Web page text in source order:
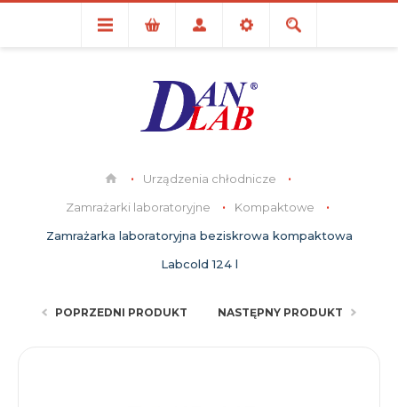
Urządzenia chłodnicze
Zamrażarki laboratoryjne
Kompaktowe
Zamrażarka laboratoryjna beziskrowa kompaktowa
Labcold 124 l
POPRZEDNI PRODUKT NASTĘPNY PRODUKT